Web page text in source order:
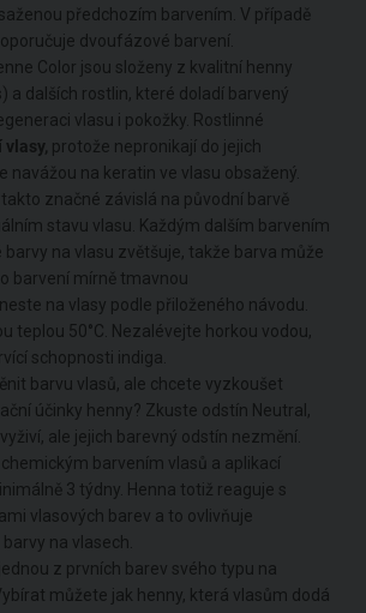
předchozím barvením. V případě
dvoufázové barvení.
Color jsou složeny z kvalitní henny
a dalších rostlin, které doladí barvený
vlasu i pokožky. Rostlinné
vlasy, protože nepronikají do jejich
navážou na keratin ve vlasu obsažený.
značné závislá na původní barvě
stavu vlasu. Každým dalším barvením
na vlasu zvětšuje, takže barva může
barvení mírně tmavnou
na vlasy podle přiloženého návodu.
teplou 50°C. Nezalévejte horkou vodou,
schopnosti indiga.
barvu vlasů, ale chcete vyzkoušet
účinky henny? Zkuste odstín Neutral,
ale jejich barevný odstín nezmění.
barvením vlasů a aplikací
3 týdny. Henna totiž reaguje s
vlasových barev a to ovlivňuje
na vlasech.
z prvních barev svého typu na
můžete jak henny, která vlasům dodá